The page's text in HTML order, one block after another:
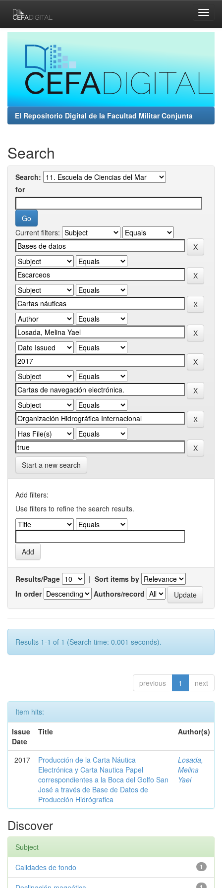
navigation
El Repositorio Digital de la Facultad Militar Conjunta
Search
Search:
for
Current filters:
Start a new search
Add filters:
Use filters to refine the search results.
Results/Page | Sort items by
In order
Authors/record
Results 1-1 of 1 (Search time: 0.001 seconds).
previous 1 next
Item hits:
Issue
Date
Title Author(s)
2017
Producción de la Carta Náutica
Electrónica y Carta Nautica Papel
correspondientes a la Boca del Golfo San
José a través de Base de Datos de
Producción Hidrógrafica
Losada,
Melina
Yael
Discover
Subject
1
Calidades de fondo